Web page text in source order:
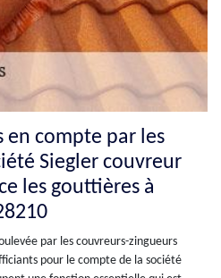
en compte par les
Siegler couvreur
les gouttières à
par les couvreurs-zingueurs
pour le compte de la société